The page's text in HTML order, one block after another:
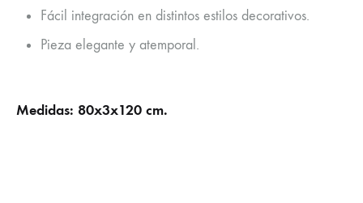
Fácil integración en distintos estilos decorativos.
Pieza elegante y atemporal.
Medidas: 80x3x120 cm.